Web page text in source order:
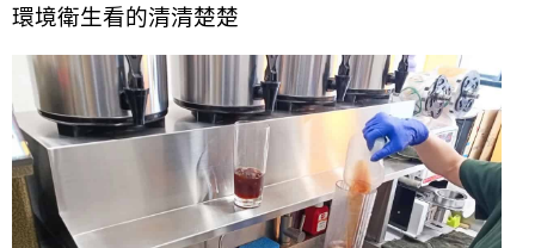
環境衛生看的清清楚楚